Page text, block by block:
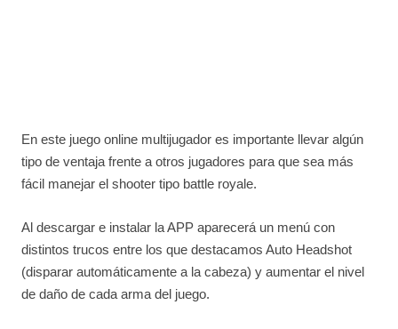
En este juego online multijugador es importante llevar algún
tipo de ventaja frente a otros jugadores para que sea más
fácil manejar el shooter tipo battle royale.
Al descargar e instalar la APP aparecerá un menú con
distintos trucos entre los que destacamos Auto Headshot
(disparar automáticamente a la cabeza) y aumentar el nivel
de daño de cada arma del juego.